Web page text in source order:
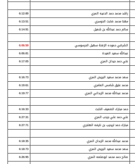
راشد محمد حمد الدعيه المري
6:12:89
مهنا محمد ضابت الدوسري
6:13:51
سالم حمد عبدالله بن شعيل 6:14:91
الشرقي حموده الزفنة سهيل الحرسوسي
6:06:59
عبدالله سعيد العيدة
6:06:81
علي حمد حيدان المري 6:17:05
سعد محمد سعيد البريص المري
6:16:73
محمد عتيق شامس العامري
6:19:61
محمد عبدالله محمد الزبداني المري 6:19:77
حمد مبارك الضعيف النابت
6:16:33
علي حمد علي جرحب المري
6:27:31
مبارك حمد تريحيب بن نايفه الهاجري 6:27:71
محمد عبدالله محمد الزبدان المري
6:18:35
سعد محمد سعيد البريص المري
6:18:73
صالح حمد محمد ابوصلعه المري 6:26:95